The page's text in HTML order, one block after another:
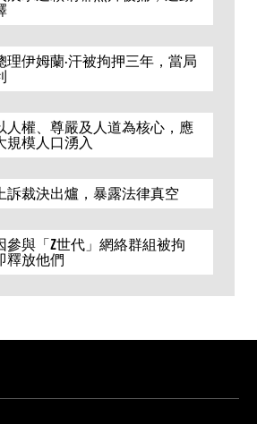
理伊姆蘭·汗被拘押三年，當局
人權、尊嚴及人道為核心，應
規模人口湧入
訴裁決出爐，暴露法律真空
參與「Z世代」網絡群組被拘
釋放他們